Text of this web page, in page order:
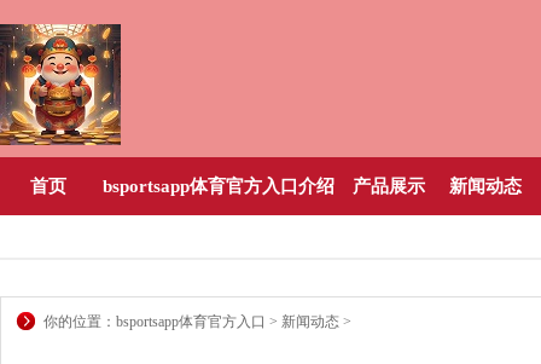
首页 bsportsapp体育官方入口介绍 产品展示 新闻动态
你的位置： bsportsapp体育官方入口 > 新闻动态 >